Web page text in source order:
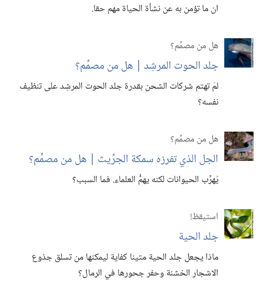
ان ما تؤمن به عن نشأة الحياة مهم حقا.‏
هل من مصمِّم؟‏
جلد الحوت المرشِد | هل من مصمِّم؟‏
لمَ تهتم شركات الشحن بقدرة جلد الحوت المرشِد على تنظيف
نفسه؟‏
هل من مصمِّم؟‏
الجل الذي تفرزه سمكة الجرِّيث | هل من مصمِّم؟‏
يُهرِّب الحيوانات لكنه يهمُّ العلماء.‏ فما السبب؟‏
استيقظ‏!‏
جلد الحية
ماذا يجعل جلد الحية متينا كفاية ليمكنها من تسلق جذوع
الاشجار الخشنة وحفر جحورها في الرمال؟‏